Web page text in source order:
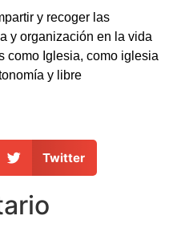
y recoger las
y organización en la vida
como Iglesia, como iglesia
y libre
Twitter